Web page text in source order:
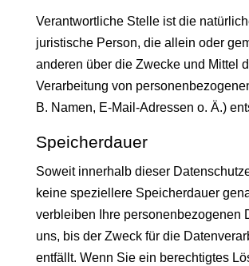
Verantwortliche Stelle ist die
juristische Person, die allein oder
anderen über die Zwecke und Mittel
Verarbeitung von
B. Namen, E-Mail-Adressen o. Ä.)
Speicherdauer
Soweit innerhalb dieser
keine speziellere Speicherdauer
verbleiben Ihre personenbezogenen
uns, bis der Zweck für die
entfällt. Wenn Sie ein berechtigtes